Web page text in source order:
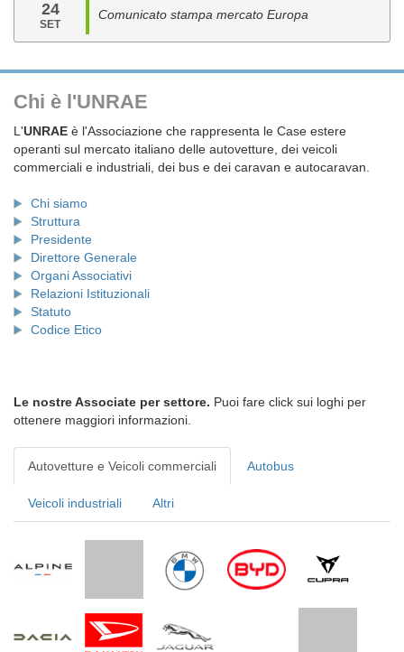
24
SET
Comunicato stampa mercato Europa
Chi è l'UNRAE
L'UNRAE è l'Associazione che rappresenta le Case estere
operanti sul mercato italiano delle autovetture, dei veicoli
commerciali e industriali, dei bus e dei caravan e autocaravan.
Chi siamo
Struttura
Presidente
Direttore Generale
Organi Associativi
Relazioni Istituzionali
Statuto
Codice Etico
Le nostre Associate per settore. Puoi fare click sui loghi per
ottenere maggiori informazioni.
Autovetture e Veicoli commerciali Autobus
Veicoli industriali Altri